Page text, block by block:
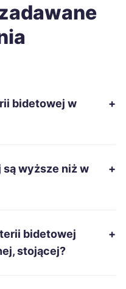
185 zł
186 zł
bidetowej w
+
są wyższe niż w
+
bidetowej
stojącej?
+